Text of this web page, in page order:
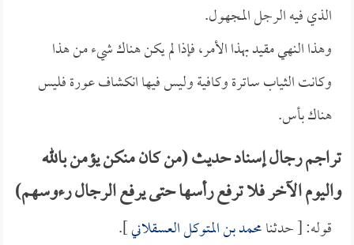
الذي فيه الرجل المجهول.
وهذا النهي مقيد بهذا الأمر، فإذا لم يكن هناك شيء من هذا
وكانت الثياب ساترة وكافية وليس فيها انكشاف عورة فليس
هناك بأس.
تراجم رجال إسناد حديث (من كان منكن يؤمن بالله
واليوم الآخر فلا ترفع رأسها حتى يرفع الرجال رءوسهم)
قوله: [ حدثنامحمد بن المتوكل العسقلاني].